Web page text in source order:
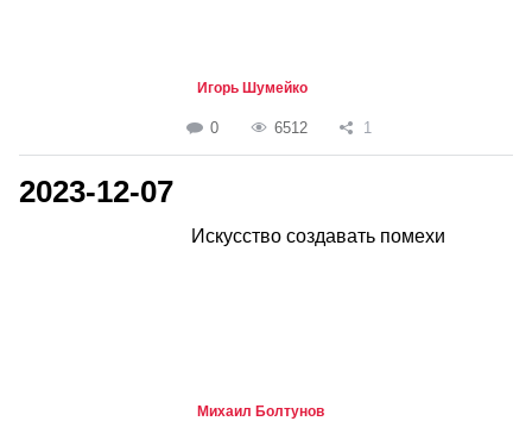
Игорь Шумейко
0 6512 1
2023-12-07
Искусство создавать помехи
Михаил Болтунов